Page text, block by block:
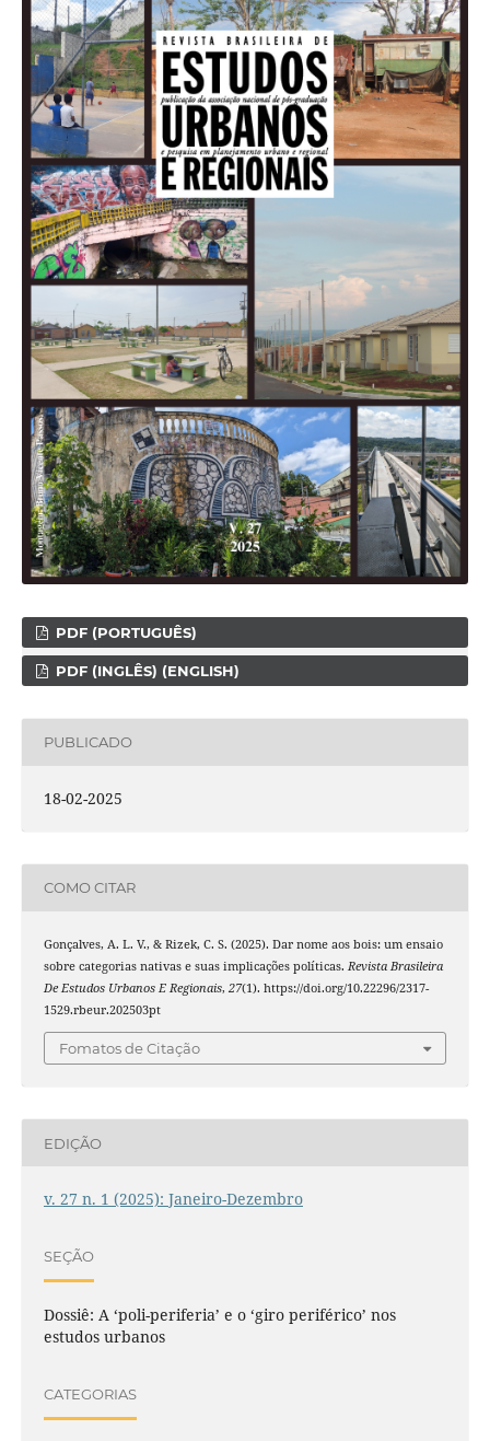
PDF (PORTUGUÊS)
PDF (INGLÊS) (ENGLISH)
PUBLICADO
18-02-2025
COMO CITAR
Gonçalves, A. L. V., & Rizek, C. S. (2025). Dar nome aos bois: um ensaio
sobre categorias nativas e suas implicações políticas. Revista Brasileira
De Estudos Urbanos E Regionais, 27(1). https://doi.org/10.22296/2317-
1529.rbeur.202503pt
Fomatos de Citação
EDIÇÃO
v. 27 n. 1 (2025): Janeiro-Dezembro
SEÇÃO
Dossiê: A ‘poli-periferia’ e o ‘giro periférico’ nos
estudos urbanos
CATEGORIAS